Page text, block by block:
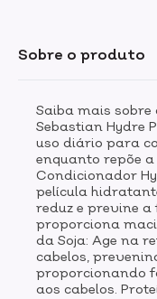
Sobre o produto
Saiba mais
Sebastian Hydre
uso diário para
enquanto repõe
Condicionador
película
reduz e previne a
proporciona
da Soja: Age na
cabelos,
proporcionando
aos cabelos.